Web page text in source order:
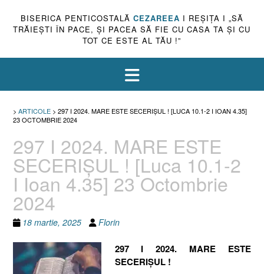
BISERICA PENTICOSTALĂ CEZAREEA I REŞIŢA I „SĂ
TRĂIEŞTI ÎN PACE, ŞI PACEA SĂ FIE CU CASA TA ŞI CU
TOT CE ESTE AL TĂU !”
> ARTICOLE > 297 I 2024. MARE ESTE SECERIȘUL ! [LUCA 10.1-2 I IOAN 4.35]
23 OCTOMBRIE 2024
297 I 2024. MARE ESTE
SECERIȘUL ! [Luca 10.1-2
I Ioan 4.35] 23 Octombrie
2024
18 martie, 2025 Florin
297 I 2024. MARE ESTE
SECERIȘUL !